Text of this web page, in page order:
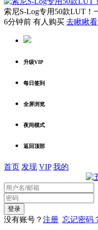
索尼S-Log专用50款LUT！
6分钟前 有人购买 去瞅瞅看
升级VIP
每日签到
全屏浏览
夜间模式
返回顶部
首页 发现 VIP 我的
没有账号？ 注册 忘记密码